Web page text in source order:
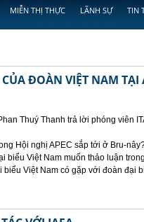
MIỄN THỊ THỰC LÃNH SỰ TIN
ĐOÀN VIỆT NAM TẠI
Thuý Thanh trả lời phóng viên
Hội nghị APEC sắp tới ở Bru-
biểu Việt Nam muốn thảo luận
Việt Nam có gặp với đoàn đại